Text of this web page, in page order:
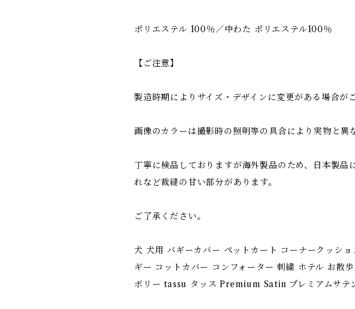
ポリエステル 100％／中わた ポリエステル100％
【ご注意】
製造時期によりサイズ・デザインに変更がある場合が
画像のカラーは撮影時の照明等の具合により実物と異
丁寧に検品しておりますが海外製品のため、日本製品
れなど裁縫の甘い部分があります。
ご了承ください。
犬 犬用 バギーカバー ペットカート コーナークッシ
ギー コットカバー コンフォーター 刺繍 ホテル お散
ボリー tassu タッス Premium Satin プレミアムサテ